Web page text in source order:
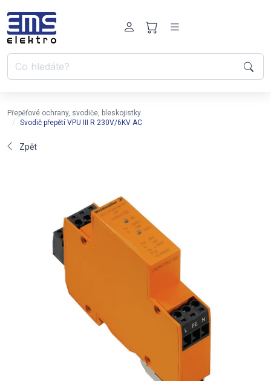
Přepěťové ochrany, svodiče, bleskojistky
Svodič přepětí VPU III R 230V/6KV AC
Zpět